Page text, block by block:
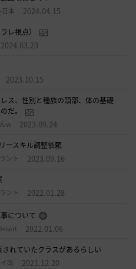
日本 2024.04.15
レ視点）
2024.03.23
2023.10.15
ス、性別と種族の頭部、体の基礎
だ。
w 2023.09.24
ースキル調整依頼
ント 2023.09.16
ント 2022.01.28
について
2022.01.06
れていたクラスがあるらしい
改 2021.12.20